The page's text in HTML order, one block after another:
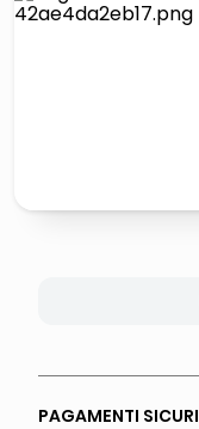
elenco telefonico
PAGAMENTI SICURI